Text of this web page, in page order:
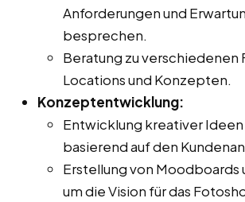
Anforderungen und
besprechen.
Beratung zu verschiedenen
Locations und Konzepten.
Konzeptentwicklung:
Entwicklung kreativer
basierend auf den
Erstellung von Moodboards
um die Vision für das